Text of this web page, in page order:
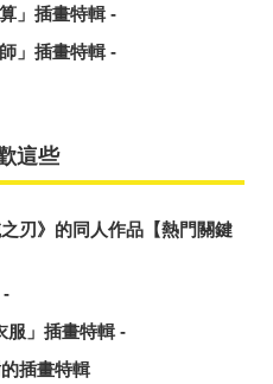
」插畫特輯 -
」插畫特輯 -
這些
刃》的同人作品【熱門關鍵
-
」插畫特輯 -
插畫特輯